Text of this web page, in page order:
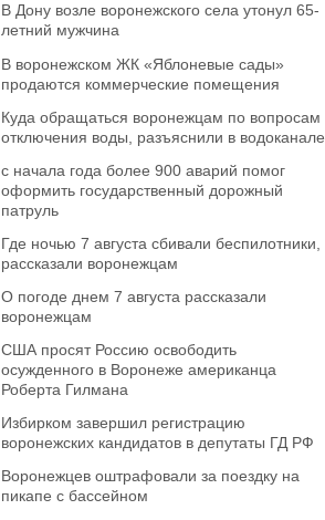
В Дону возле воронежского села утонул 65-
летний мужчина
В воронежском ЖК «Яблоневые сады»
продаются коммерческие помещения
Куда обращаться воронежцам по вопросам
отключения воды, разъяснили в водоканале
с начала года более 900 аварий помог
оформить государственный дорожный
патруль
Где ночью 7 августа сбивали беспилотники,
рассказали воронежцам
О погоде днем 7 августа рассказали
воронежцам
США просят Россию освободить
осужденного в Воронеже американца
Роберта Гилмана
Избирком завершил регистрацию
воронежских кандидатов в депутаты ГД РФ
Воронежцев оштрафовали за поездку на
пикапе с бассейном